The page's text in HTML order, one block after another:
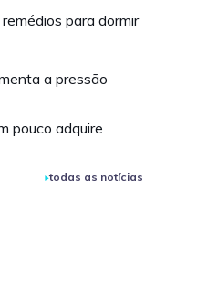
para dormir
a pressão
pouco adquire
todas as notícias